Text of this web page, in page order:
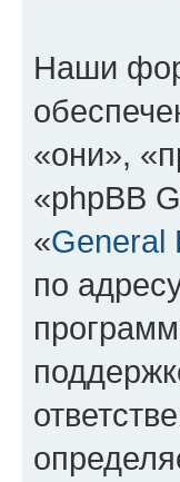
Наши
«они»,
«phpBB
«General
по